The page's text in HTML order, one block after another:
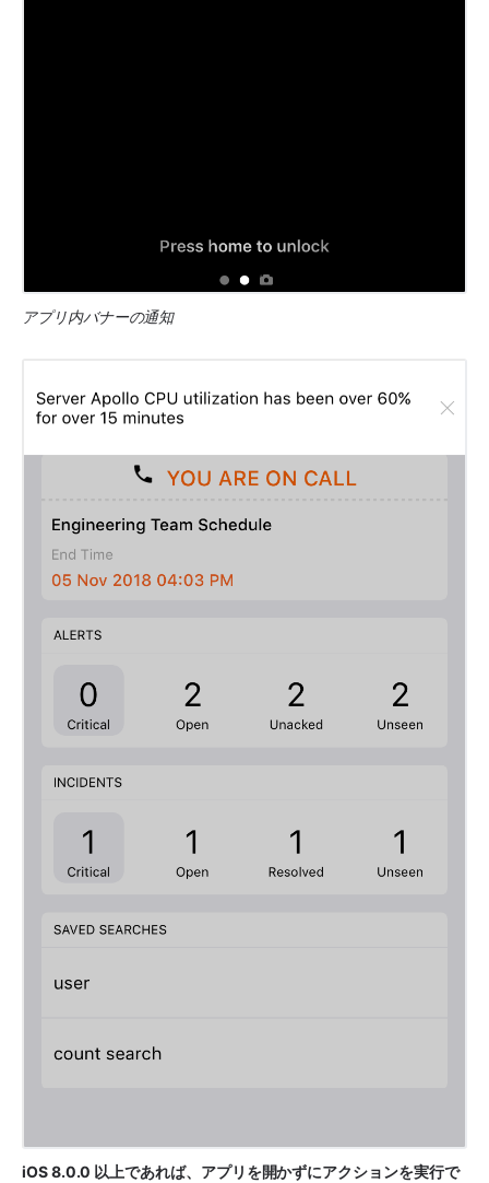
アプリ内バナーの通知
iOS 8.0.0 以上であれば、アプリを開かずにアクションを実行で